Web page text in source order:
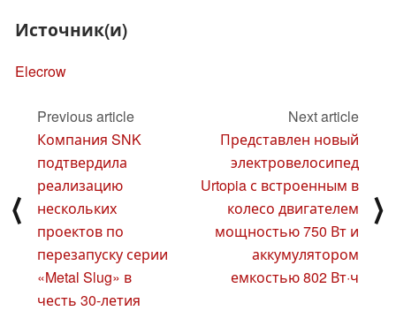
Источник(и)
Elecrow
⟨
Previous article
Компания SNK
подтвердила
реализацию
нескольких
проектов по
перезапуску серии
«Metal Slug» в
честь 30-летия
Next article
Представлен новый
электровелосипед
Urtopia с встроенным в
колесо двигателем
мощностью 750 Вт и
аккумулятором
емкостью 802 Вт·ч
⟩